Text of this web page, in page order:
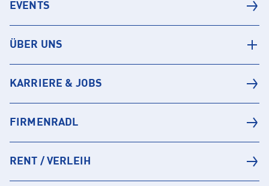
EVENTS
ÜBER UNS
KARRIERE & JOBS
FIRMENRADL
RENT / VERLEIH